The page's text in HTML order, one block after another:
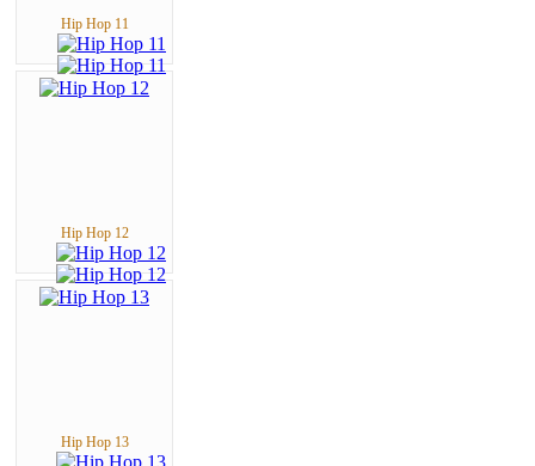
Hip Hop 11
Hip Hop 12
Hip Hop 13